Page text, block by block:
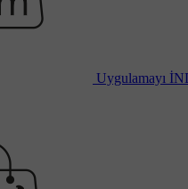
Uygulamayı